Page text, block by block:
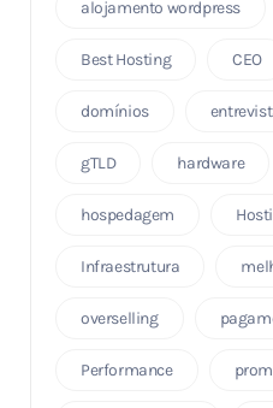
alojamento wordpress
Best Hosting CEO
domínios
gTLD hardware
hospedagem
Infraestrutura
overselling
Performance